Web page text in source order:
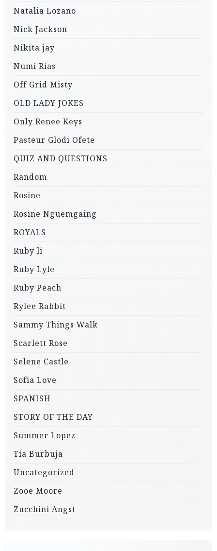
Natalia Lozano
Nick Jackson
Nikita jay
Numi Rias
Off Grid Misty
OLD LADY JOKES
Only Renee Keys
Pasteur Glodi Ofete
QUIZ AND QUESTIONS
Random
Rosine
Rosine Nguemgaing
ROYALS
Ruby li
Ruby Lyle
Ruby Peach
Rylee Rabbit
Sammy Things Walk
Scarlett Rose
Selene Castle
Sofia Love
SPANISH
STORY OF THE DAY
Summer Lopez
Tia Burbuja
Uncategorized
Zooe Moore
Zucchini Angst